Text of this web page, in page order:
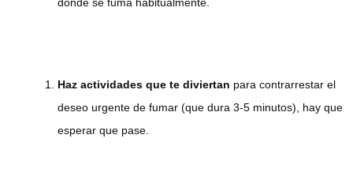
donde se fuma habitualmente.
Haz actividades que te diviertan para contrarrestar el
deseo urgente de fumar (que dura 3-5 minutos), hay que
esperar que pase.